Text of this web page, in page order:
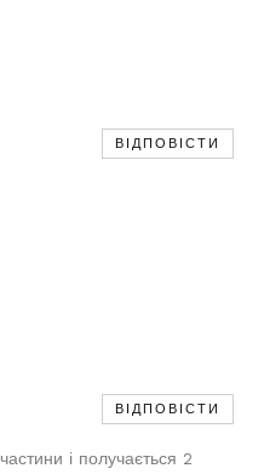
ВІДПОВІСТИ
ВІДПОВІСТИ
і получається 2